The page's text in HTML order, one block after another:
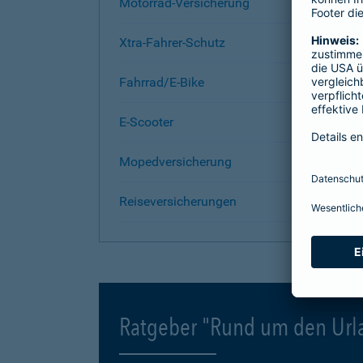
Xtra-Fahrer-Schutz
Fahrrad/E-Bike
E-Scooter
Mopedversicherung
Reiseversicherungen
Ratgeber "Rund um den